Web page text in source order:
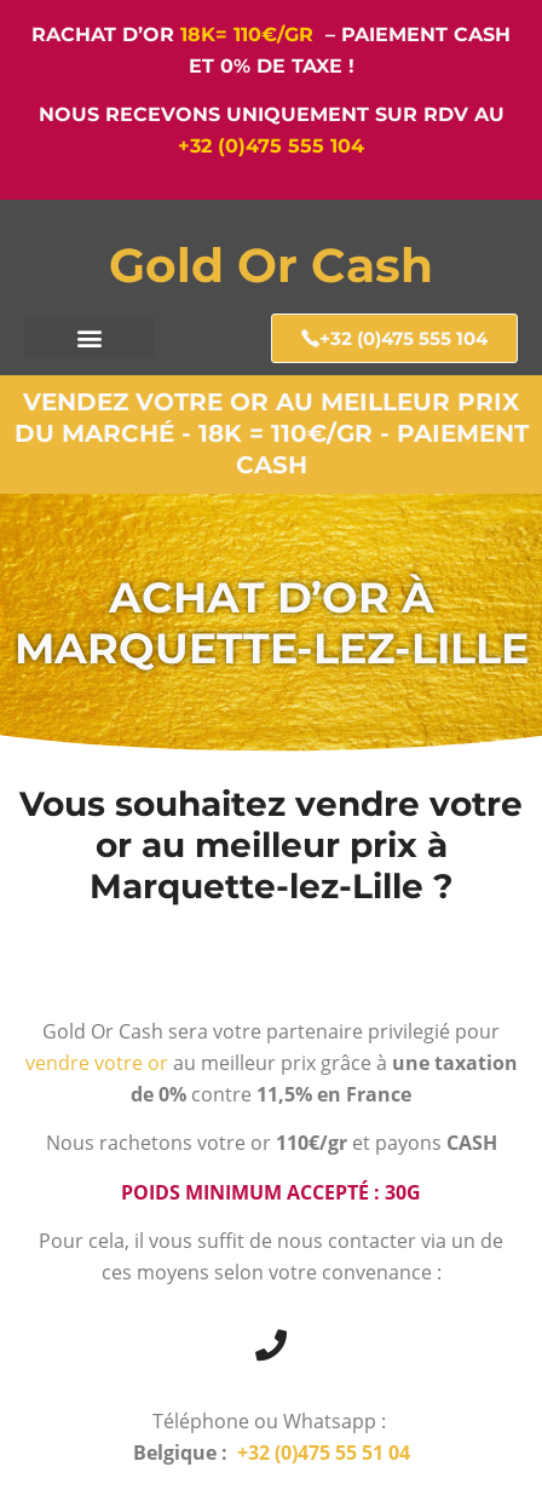
RACHAT D’OR 18K= 110€/GR – PAIEMENT CASH
ET 0% DE TAXE !
NOUS RECEVONS UNIQUEMENT SUR RDV AU
+32 (0)475 555 104
Gold Or Cash
+32 (0)475 555 104
VENDEZ VOTRE OR AU MEILLEUR PRIX
DU MARCHÉ - 18K = 110€/GR - PAIEMENT
CASH
ACHAT D’OR À
MARQUETTE-LEZ-LILLE
Vous souhaitez vendre votre
or au meilleur prix à
Marquette-lez-Lille ?
Gold Or Cash sera votre partenaire privilegié pour
vendre votre orau meilleur prix grâce à une taxation
de 0% contre 11,5% en France
Nous rachetons votre or 110€/gr et payons CASH
POIDS MINIMUM ACCEPTÉ : 30G
Pour cela, il vous suffit de nous contacter via un de
ces moyens selon votre convenance :
Téléphone ou Whatsapp :
Belgique : +32 (0)475 55 51 04